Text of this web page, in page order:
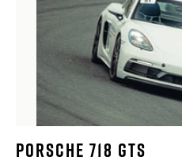
PORSCHE 718 GTS